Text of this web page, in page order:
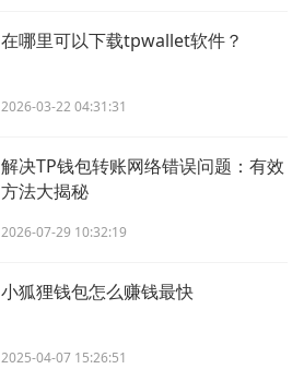
在哪里可以下载tpwallet软件？
2026-03-22 04:31:31
解决TP钱包转账网络错误问题：有效
方法大揭秘
2026-07-29 10:32:19
小狐狸钱包怎么赚钱最快
2025-04-07 15:26:51